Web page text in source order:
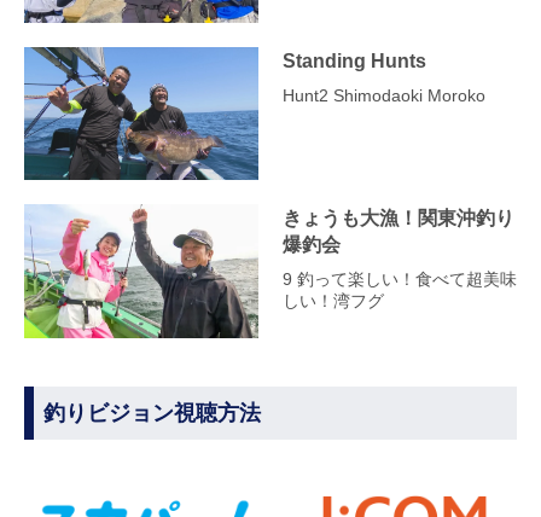
Standing Hunts
Hunt2 Shimodaoki Moroko
きょうも大漁！関東沖釣り
爆釣会
9 釣って楽しい！食べて超美味
しい！湾フグ
釣りビジョン視聴方法